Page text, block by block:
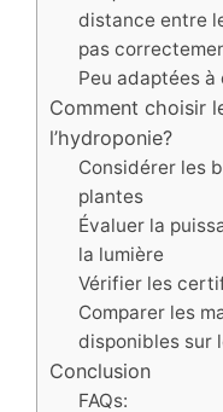
distance entre
pas
Peu adaptées
Comment choisir
l’hydroponie?
Considérer les
plantes
Évaluer la
la lumière
Vérifier les
Comparer les
disponibles sur
Conclusion
FAQs: